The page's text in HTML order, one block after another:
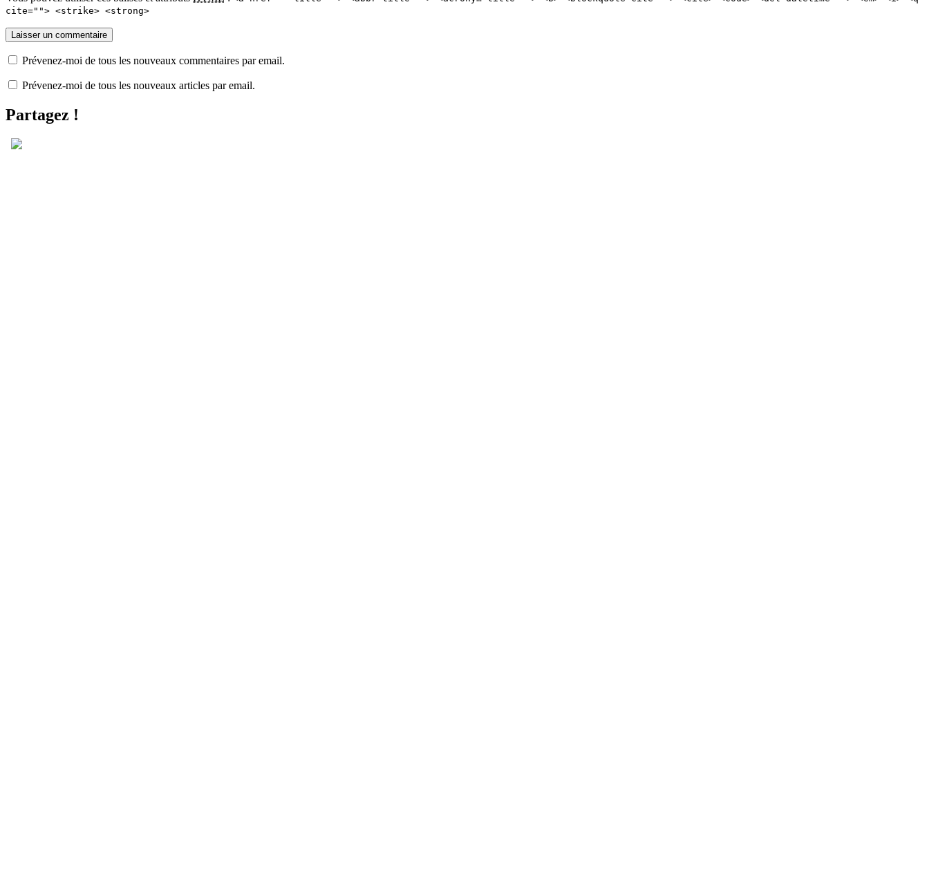
cite=""> <strike> <strong>
Prévenez-moi de tous les nouveaux commentaires par email.
Prévenez-moi de tous les nouveaux articles par email.
Partagez !